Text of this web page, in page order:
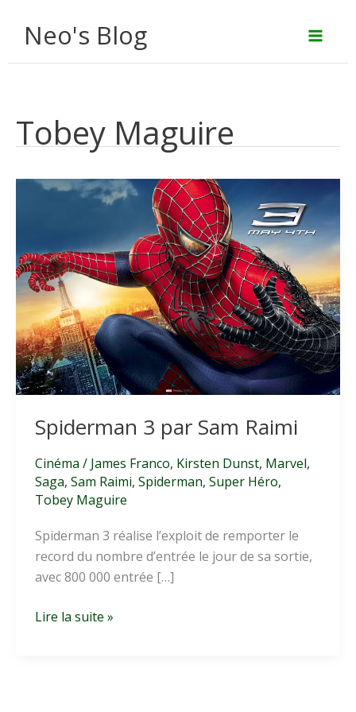
Neo's Blog
Tobey Maguire
Spiderman 3 par Sam Raimi
Cinéma / James Franco, Kirsten Dunst, Marvel,
Saga, Sam Raimi, Spiderman, Super Héro,
Tobey Maguire
Spiderman 3 réalise l’exploit de remporter le
record du nombre d’entrée le jour de sa sortie,
avec 800 000 entrée […]
Spiderman
Lire la suite »